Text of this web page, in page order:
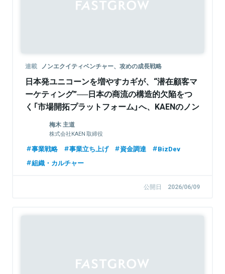
連載 ノンエクイティベンチャー、攻めの成長戦略
日本発ユニコーンを増やすカギが、“潜在顧客マ
ーケティング”──日本の商流の構造的欠陥をつ
く「市場開拓プラットフォーム」へ、KAENのノン
エクイティ戦略
梅木 主道
株式会社KAEN 取締役
事業戦略 事業立ち上げ 資金調達
BizDev
組織・カルチャー
公開日 2026/06/09